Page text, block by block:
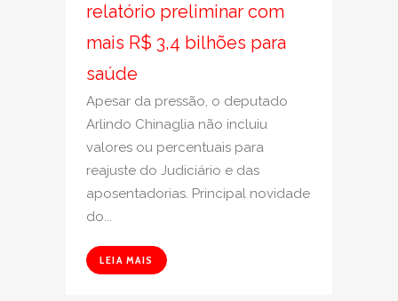
relatório preliminar com
mais R$ 3,4 bilhões para
saúde
Apesar da pressão, o deputado
Arlindo Chinaglia não incluiu
valores ou percentuais para
reajuste do Judiciário e das
aposentadorias. Principal novidade
do...
LEIA MAIS